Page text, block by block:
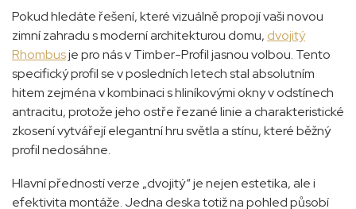
Pokud hledáte řešení, které vizuálně propojí vaši novou
zimní zahradu s moderní architekturou domu, dvojitý
Rhombusje pro nás v Timber-Profil jasnou volbou. Tento
specifický profil se v posledních letech stal absolutním
hitem zejména v kombinaci s hliníkovými okny v odstínech
antracitu, protože jeho ostře řezané linie a charakteristické
zkosení vytvářejí elegantní hru světla a stínu, které běžný
profil nedosáhne.
Hlavní předností verze „dvojitý“ je nejen estetika, ale i
efektivita montáže. Jedna deska totiž na pohled působí